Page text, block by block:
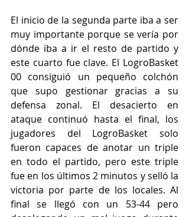
El inicio de la segunda parte iba a ser
muy importante porque se vería por
dónde iba a ir el resto de partido y
este cuarto fue clave. El LogroBasket
00 consiguió un pequeño colchón
que supo gestionar gracias a su
defensa zonal. El desacierto en
ataque continuó hasta el final, los
jugadores del LogroBasket solo
fueron capaces de anotar un triple
en todo el partido, pero este triple
fue en los últimos 2 minutos y selló la
victoria por parte de los locales. Al
final se llegó con un 53-44 pero